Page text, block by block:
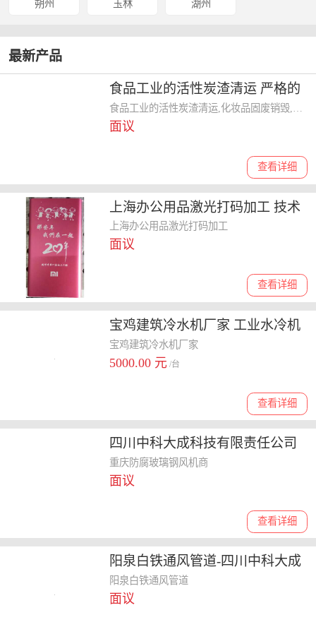
朔州 玉林 湖州
最新产品
食品工业的活性炭渣清运 严格的
标准操作流程 做到全程可溯源
面议
查看详细
上海办公用品激光打码加工 技术
精湛
上海办公用品激光打码加工
面议
查看详细
宝鸡建筑冷水机厂家 工业水冷机
宝鸡建筑冷水机厂家
5000.00 元 /台
查看详细
四川中科大成科技有限责任公司
重庆防腐玻璃钢风机供应商
重庆防腐玻璃钢风机商
面议
查看详细
阳泉白铁通风管道-四川中科大成
科技-厨房通风管道
阳泉白铁通风管道
面议